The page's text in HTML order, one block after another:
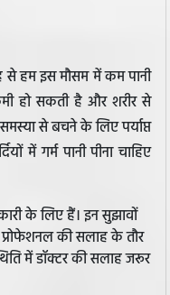
से हम इस मौसम में कम पानी
हो सकती है और शरीर से
से बचने के लिए पर्याप्त
में गर्म पानी पीना चाहिए
के लिए हैं। इन सुझावों
की सलाह के तौर
में डॉक्टर की सलाह जरूर